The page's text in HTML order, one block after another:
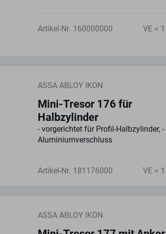
Artikel-Nr. 160000000 VE =
ASSA ABLOY IKON
Mini-Tresor 176 für
Halbzylinder
- vorgerichtet für Profil-Halbzylinder,
Aluminiumverschluss
Artikel-Nr. 181176000 VE =
ASSA ABLOY IKON